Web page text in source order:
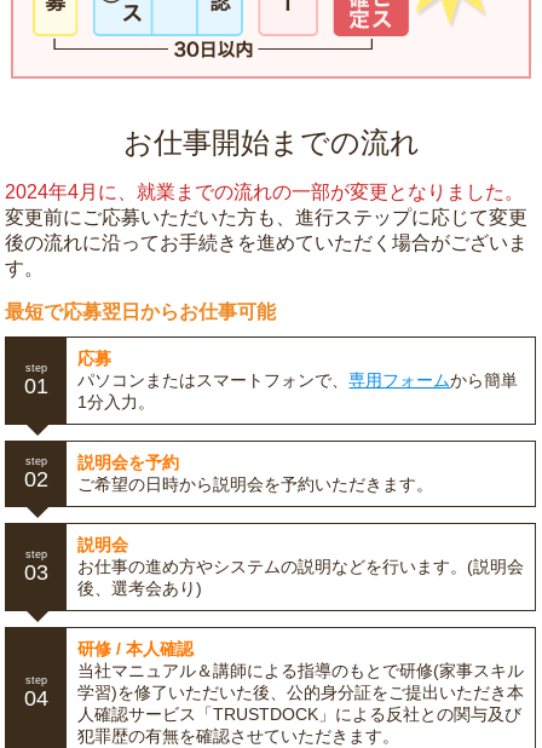
お仕事開始までの流れ
2024年4月に、就業までの流れの一部が変更となりました。
変更前にご応募いただいた方も、進行ステップに応じて変更
後の流れに沿ってお手続きを進めていただく場合がございま
す。
最短で応募翌日からお仕事可能
step
01
応募
パソコンまたはスマートフォンで、専用フォームから簡単
1分入力。
step
02
説明会を予約
ご希望の日時から説明会を予約いただきます。
step
03
説明会
お仕事の進め方やシステムの説明などを行います。(説明会
後、選考会あり)
step
04
研修 / 本人確認
当社マニュアル＆講師による指導のもとで研修(家事スキル
学習)を修了いただいた後、公的身分証をご提出いただき本
人確認サービス「TRUSTDOCK」による反社との関与及び
犯罪歴の有無を確認させていただきます。